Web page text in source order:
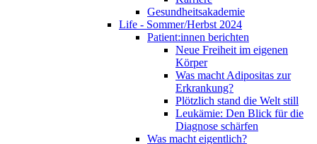
Gesundheitsakademie
Life - Sommer/Herbst 2024
Patient:innen berichten
Neue Freiheit im eigenen
Körper
Was macht Adipositas zur
Erkrankung?
Plötzlich stand die Welt still
Leukämie: Den Blick für die
Diagnose schärfen
Was macht eigentlich?